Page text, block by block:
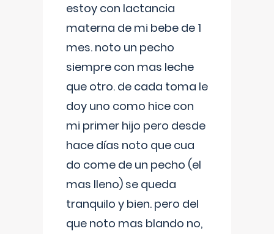
estoy con lactancia
materna de mi bebe de 1
mes. noto un pecho
siempre con mas leche
que otro. de cada toma le
doy uno como hice con
mi primer hijo pero desde
hace días noto que cua
do come de un pecho (el
mas lleno) se queda
tranquilo y bien. pero del
que noto mas blando no,